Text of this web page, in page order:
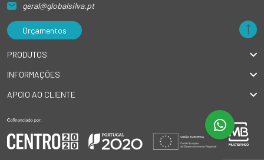
geral@globalsilva.pt
Orçamentos
PRODUTOS
INFORMAÇÕES
APOIO AO CLIENTE